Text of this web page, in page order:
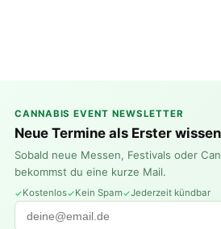
CANNABIS EVENT NEWSLETTER
Neue Termine als Erster wissen
Sobald neue Messen, Festivals oder
bekommst du eine kurze Mail.
Kostenlos Kein Spam Jederzeit kündbar